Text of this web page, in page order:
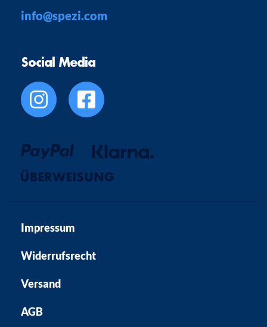
info@spezi.com
Social Media
Impressum
Widerrufsrecht
Versand
AGB